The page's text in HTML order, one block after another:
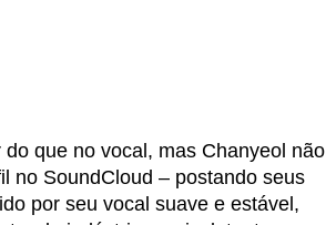
que no vocal, mas Chanyeol não
no SoundCloud – postando seus
por seu vocal suave e estável,